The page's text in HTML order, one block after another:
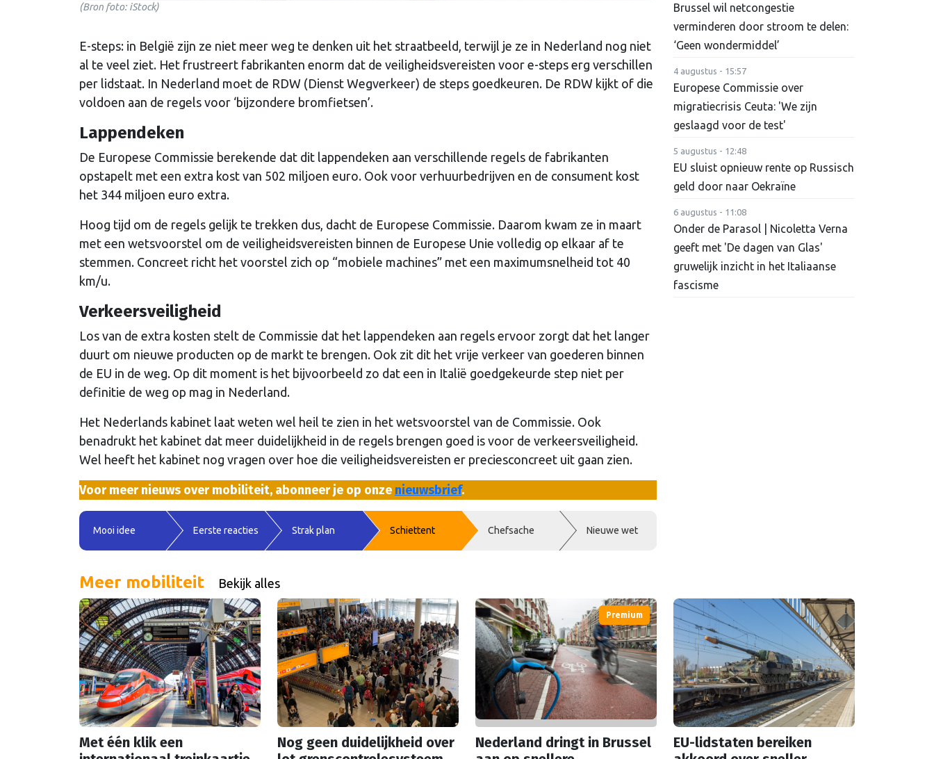
(Bron foto: iStock)
E-steps: in België zijn ze niet meer weg te denken uit het straatbeeld, terwijl je ze in Nederland nog niet
al te veel ziet. Het frustreert fabrikanten enorm dat de veiligheidsvereisten voor e-steps erg verschillen
per lidstaat. In Nederland moet de RDW (Dienst Wegverkeer) de steps goedkeuren. De RDW kijkt of die
voldoen aan de regels voor ‘bijzondere bromfietsen’.
Lappendeken
De Europese Commissie berekende dat dit lappendeken aan verschillende regels de fabrikanten
opstapelt met een extra kost van 502 miljoen euro. Ook voor verhuurbedrijven en de consument kost
het 344 miljoen euro extra.
Hoog tijd om de regels gelijk te trekken dus, dacht de Europese Commissie. Daarom kwam ze in maart
met een wetsvoorstel om de veiligheidsvereisten binnen de Europese Unie volledig op elkaar af te
stemmen. Concreet richt het voorstel zich op “mobiele machines” met een maximumsnelheid tot 40
km/u.
Verkeersveiligheid
Los van de extra kosten stelt de Commissie dat het lappendeken aan regels ervoor zorgt dat het langer
duurt om nieuwe producten op de markt te brengen. Ook zit dit het vrije verkeer van goederen binnen
de EU in de weg. Op dit moment is het bijvoorbeeld zo dat een in Italië goedgekeurde step niet per
definitie de weg op mag in Nederland.
Het Nederlands kabinet laat weten wel heil te zien in het wetsvoorstel van de Commissie. Ook
benadrukt het kabinet dat meer duidelijkheid in de regels brengen goed is voor de verkeersveiligheid.
Wel heeft het kabinet nog vragen over hoe die veiligheidsvereisten er preciesconcreet uit gaan zien.
Voor meer nieuws over mobiliteit, abonneer je op onze nieuwsbrief.
Mooi idee Eerste reacties Strak plan Schiettent Chefsache Nieuwe wet
Brussel wil netcongestie
verminderen door stroom te delen:
‘Geen wondermiddel’
4 augustus - 15:57
Europese Commissie over
migratiecrisis Ceuta: 'We zijn
geslaagd voor de test'
5 augustus - 12:48
EU sluist opnieuw rente op Russisch
geld door naar Oekraïne
6 augustus - 11:08
Onder de Parasol | Nicoletta Verna
geeft met 'De dagen van Glas'
gruwelijk inzicht in het Italiaanse
fascisme
Meer mobiliteit Bekijk alles
Met één klik een
Nog geen duidelijkheid over
Premium
Nederland dringt in Brussel
EU-lidstaten bereiken